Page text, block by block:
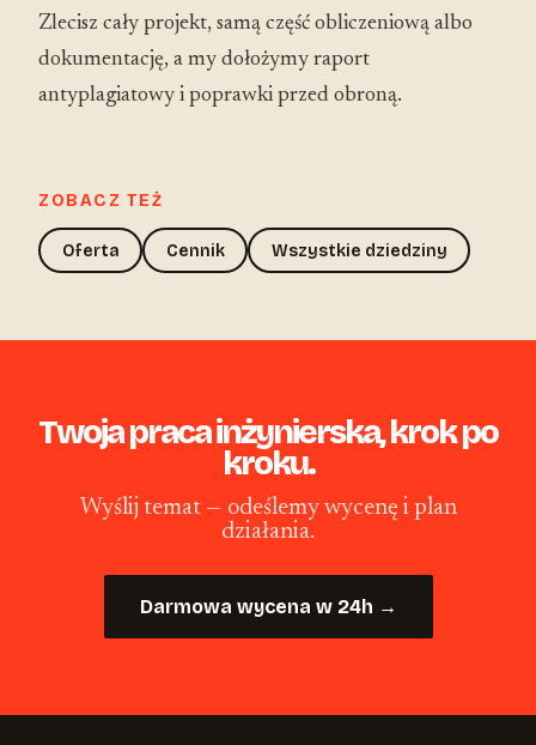
Zlecisz cały projekt, samą część obliczeniową albo
dokumentację, a my dołożymy raport
antyplagiatowy i poprawki przed obroną.
ZOBACZ TEŻ
Oferta Cennik Wszystkie dziedziny
Twoja praca inżynierska, krok po
kroku.
Wyślij temat — odeślemy wycenę i plan
działania.
Darmowa wycena w 24h →